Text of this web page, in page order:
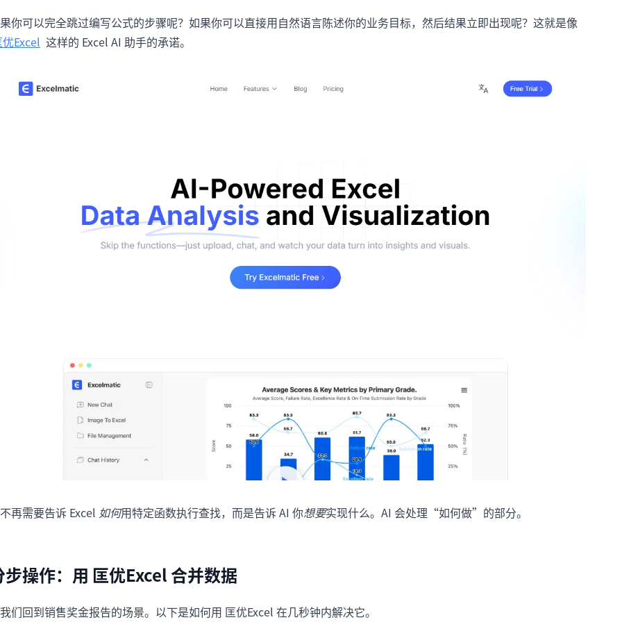
你可以完全跳过编写公式的步骤呢？如果你可以直接用自然语言陈述你的业务目标，然后结果立即出现呢？这就是像
Excel 这样的 Excel AI 助手的承诺。
再需要告诉 Excel 如何用特定函数执行查找，而是告诉 AI 你想要实现什么。AI 会处理“如何做”的部分。
步操作：用 匡优Excel 合并数据
们回到销售奖金报告的场景。以下是如何用 匡优Excel 在几秒钟内解决它。